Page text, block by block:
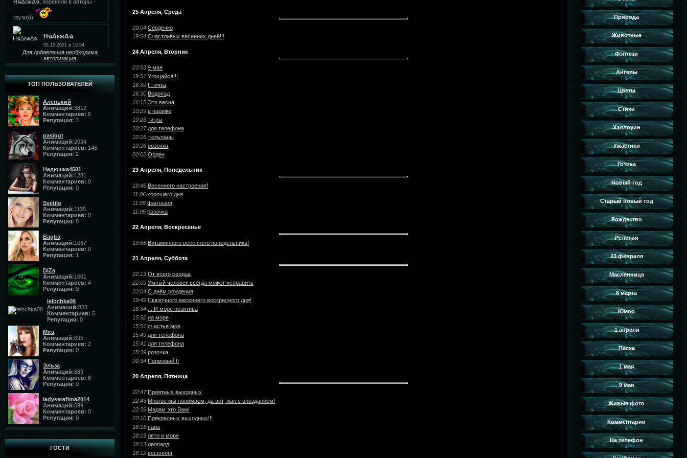
Для добавления необходима
авторизация
ТОП ПОЛЬЗОВАТЕЛЕЙ
Аленький
Анимаций:3812
Комментариев: 6
Репутация: 3
pasigut
Анимаций:2034
Комментариев: 146
Репутация: 2
Надюшка4501
Анимаций:1281
Комментариев: 0
Репутация: 0
Svetilo
Анимаций:1135
Комментариев: 0
Репутация: 0
BagIra
Анимаций:1067
Комментариев: 0
Репутация: 1
DiZa
Анимаций:1001
Комментариев: 4
Репутация: 0
lelochka08
Анимаций:833
Комментариев: 5
Репутация: 0
Mira
Анимаций:695
Комментариев: 2
Репутация: 0
Эльза
Анимаций:689
Комментариев: 8
Репутация: 0
ladyserafima2014
Анимаций:599
Комментариев: 0
Репутация: 0
ГОСТИ
25 Апреля, Среда
20:04 Сердечко
19:54 Счастливых весенних дней!!!
24 Апреля, Вторник
23:53 9 мая
19:51 Угощайся!!!
16:39 Птичка
16:30 Водопад
16:15 Это весна
10:29 в париже
10:28 тигры
10:27 для телефона
10:26 тюльпаны
10:26 розочка
00:02 Орден
23 Апреля, Понедельник
19:46 Весеннего настроения!
11:06 хорошего дня
11:05 фантазия
11:05 розочка
22 Апреля, Воскресенье
19:58 Витаминного весеннего понедельника!
21 Апреля, Суббота
22:13 От всего сердца
22:09 Умный человек всегда может исправить
22:04 С днём рождения
19:49 Сказочного весеннего воскресного дня!
18:34
....И море позитива
15:52 на море
15:51 счастье мое
15:49 для телефона
15:41 для телефона
15:39 розочка
00:34 Первомай !!
20 Апреля, Пятница
22:47 Приятных выходных
22:43 Многое мы понимаем, да вот, жал с опозданием!
22:39 Мадам это Вам!
20:10 Прекрасных выходных!!!
18:16 пара
18:15 лето и море
18:13 леопард
18:12 весенняя
Природа
Животные
Фэнтези
Ангелы
Цветы
Стихи
Хэллоуин
Ужастики
Готика
Новый год
Старый новый год
Рождество
Религия
23 февраля
Масленница
8 марта
Юмор
1 апреля
Пасха
1 мая
9 мая
Живые фото
Комментарии
На телефон